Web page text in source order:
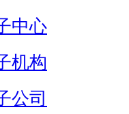
中心
机构
公司